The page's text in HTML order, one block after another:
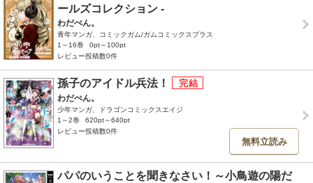
ールズコレクション -
わだぺん。
青年マンガ、コミックガム/ガムコミックスプラス
1～16巻
0pt～100pt
レビュー投稿数0件
孫子のアイドル兵法！
わだぺん。
少年マンガ、ドラゴンコミックスエイジ
1～2巻
620pt～640pt
レビュー投稿数0件
無料立読み
パパのいうことを聞きなさい！～小鳥遊の陽だ